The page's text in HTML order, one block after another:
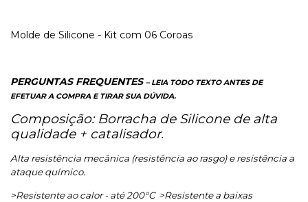
Molde de Silicone - Kit com 06 Coroas
PERGUNTAS FREQUENTES – LEIA TODO TEXTO ANTES DE
EFETUAR A COMPRA E TIRAR SUA DÚVIDA.
Composição: Borracha de Silicone de alta
qualidade + catalisador.
Alta resistência mecânica (resistência ao rasgo) e resistência a
ataque químico.
>Resistente ao calor - até 200°C >Resistente a baixas